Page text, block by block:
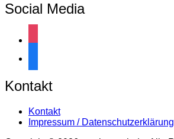
Social Media
Kontakt
Kontakt
Impressum / Datenschutzerklärung